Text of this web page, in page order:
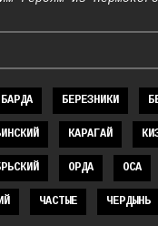
БАРДА БЕРЕЗНИКИ
КАРАГАЙ
ОРДА ОСА
ЧАСТЫЕ ЧЕРДЫНЬ